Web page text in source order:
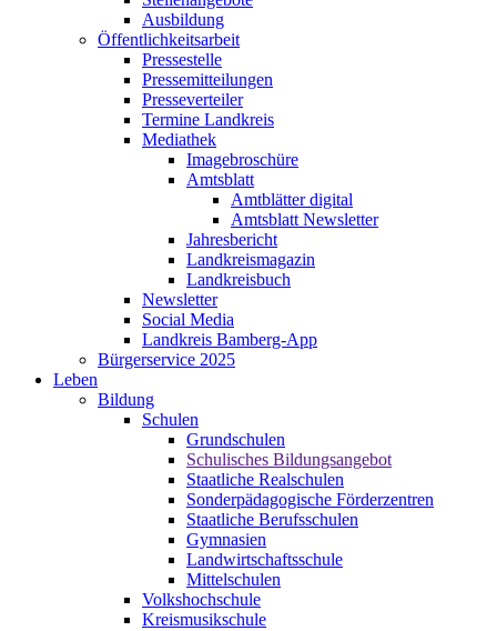
Ausbildung
Öffentlichkeitsarbeit
Pressestelle
Pressemitteilungen
Presseverteiler
Termine Landkreis
Mediathek
Imagebroschüre
Amtsblatt
Amtblätter digital
Amtsblatt Newsletter
Jahresbericht
Landkreismagazin
Landkreisbuch
Newsletter
Social Media
Landkreis Bamberg-App
Bürgerservice 2025
Leben
Bildung
Schulen
Grundschulen
Schulisches Bildungsangebot
Staatliche Realschulen
Sonderpädagogische Förderzentren
Staatliche Berufsschulen
Gymnasien
Landwirtschaftsschule
Mittelschulen
Volkshochschule
Kreismusikschule